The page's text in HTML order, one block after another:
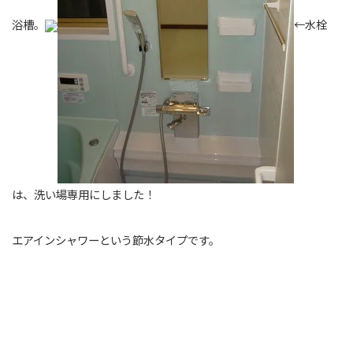
浴槽。 ←水栓
は、洗い場専用にしました！
エアインシャワーという節水タイプです。